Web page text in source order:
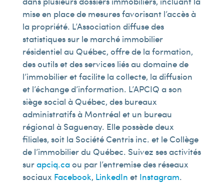
mise en place de mesures favorisant l’accès à
la propriété. L’Association diffuse des
statistiques sur le marché immobilier
résidentiel au Québec, offre de la formation,
des outils et des services liés au domaine de
l’immobilier et facilite la collecte, la diffusion
et l’échange d’information. L’APCIQ a son
siège social à Québec, des bureaux
administratifs à Montréal et un bureau
régional à Saguenay. Elle possède deux
filiales, soit la Société Centris inc. et le Collège
de l’immobilier du Québec. Suivez ses activités
surapciq.caou par l’entremise des réseaux
sociaux Facebook, LinkedIn et Instagram.